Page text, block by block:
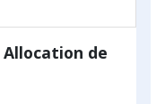
Allocation de